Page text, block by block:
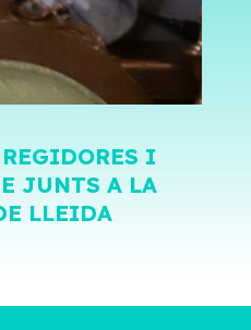
I
JUNTS A LA
LLEIDA